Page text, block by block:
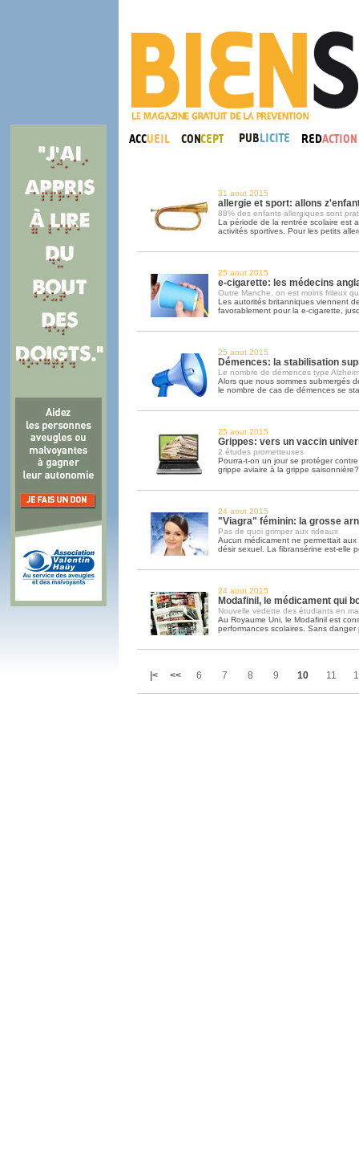
31 aout 2015
allergie et sport: allons
88% des enfants allergiques sont
La période de la rentrée scolaire est
activités sportives. Pour les petits
25 aout 2015
e-cigarette: les médecins
Outre Manche, on est moins frileux
Les autorités britanniques viennent
favorablement pour la e-cigarette,
25 aout 2015
Démences: la stabilisation
Le nombre de démences type
Alors que nous sommes submergés
le nombre de cas de démences se
25 aout 2015
Grippes: vers un vaccin
2 études prometteuses
Pourra-t-on un jour se protéger
grippe aviaire à la grippe
24 aout 2015
"Viagra" féminin: la grosse
Pas de quoi grimper aux rideaux
Aucun médicament ne permettait
désir sexuel. La fibransérine est-elle
24 aout 2015
Modafinil, le médicament qui
Nouvelle vedette des étudiants en
Au Royaume Uni, le Modafinil est
performances scolaires. Sans danger
|< << 6 7 8 9 10 11